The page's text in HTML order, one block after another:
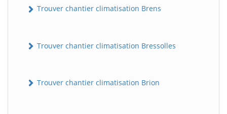
Trouver chantier climatisation Brens
Trouver chantier climatisation Bressolles
Trouver chantier climatisation Brion